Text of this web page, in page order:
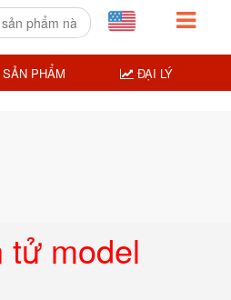
tử model
PHẨM ĐẠI LÝ